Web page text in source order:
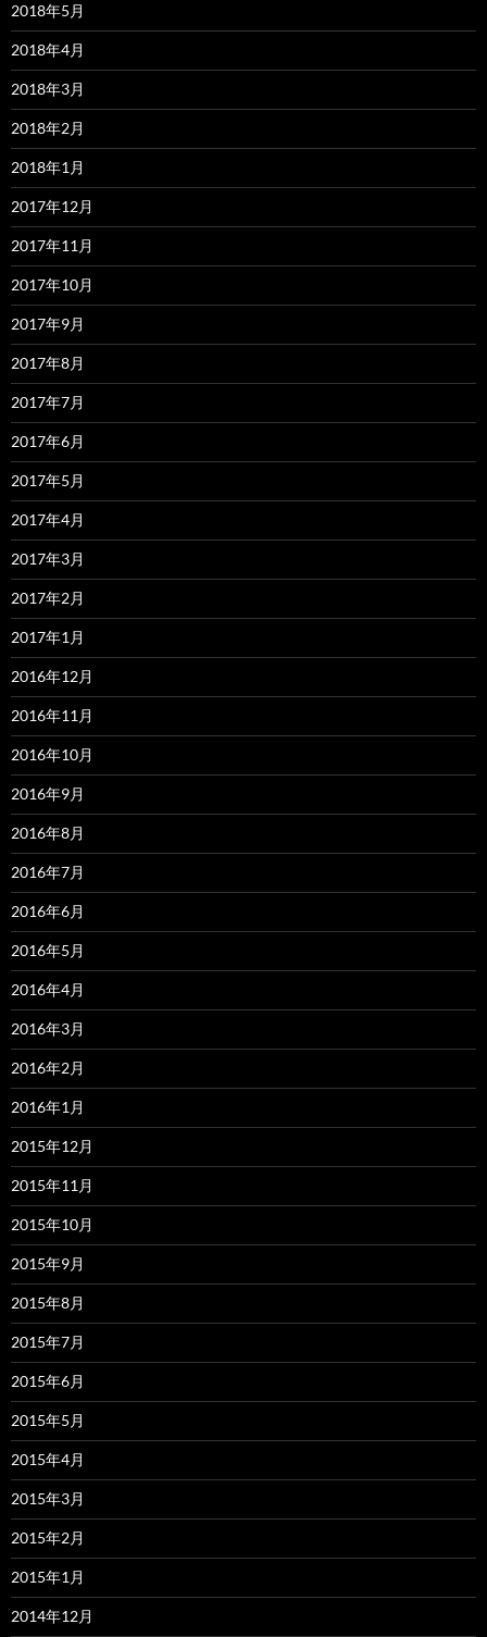
2018年5月
2018年4月
2018年3月
2018年2月
2018年1月
2017年12月
2017年11月
2017年10月
2017年9月
2017年8月
2017年7月
2017年6月
2017年5月
2017年4月
2017年3月
2017年2月
2017年1月
2016年12月
2016年11月
2016年10月
2016年9月
2016年8月
2016年7月
2016年6月
2016年5月
2016年4月
2016年3月
2016年2月
2016年1月
2015年12月
2015年11月
2015年10月
2015年9月
2015年8月
2015年7月
2015年6月
2015年5月
2015年4月
2015年3月
2015年2月
2015年1月
2014年12月